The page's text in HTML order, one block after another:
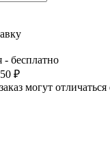
- бесплатно
₽
могут